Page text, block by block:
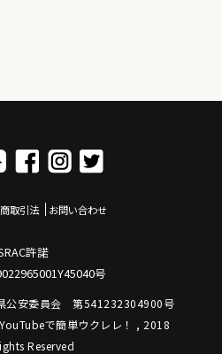
取引法 お問い合わせ
許諾
号
公安委員会 第541232304900号
で簡単ウクレレ！ , 2018
Reserved